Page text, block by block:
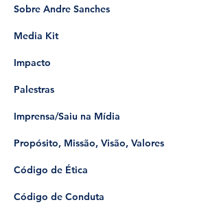
Sobre Andre Sanches
Media Kit
Impacto
Palestras
Imprensa/Saiu na Mídia
Propósito, Missão, Visão, Valores
Código de Ética
Código de Conduta